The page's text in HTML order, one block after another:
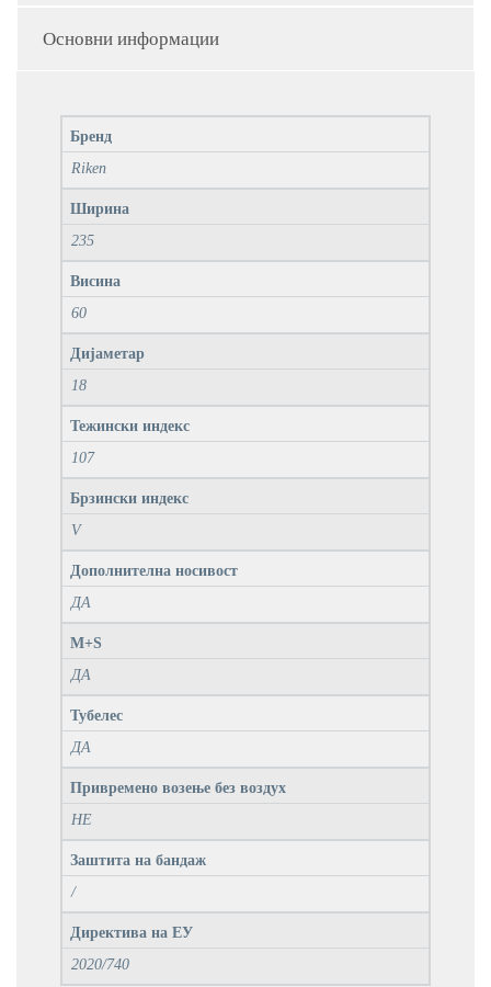
Основни информации
Бренд
Riken
Ширина
235
Висина
60
Дијаметар
18
Тежински индекс
107
Брзински индекс
V
Дополнителна носивост
ДА
M+S
ДА
Тубелес
ДА
Привремено возење без воздух
НЕ
Заштита на бандаж
/
Директива на ЕУ
2020/740